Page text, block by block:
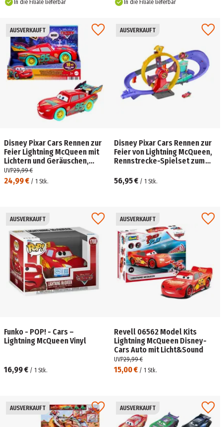
In die Filiale lieferbar In die Filiale lieferbar
AUSVERKAUFT
Disney Pixar Cars Rennen zur
Feier Lightning McQueen mit
Lichtern und Geräuschen,
großes Spielfahrzeug
24,99 € / 1 Stk.
UVP29,99 €
AUSVERKAUFT
Disney Pixar Cars Rennen zur
Feier von Lightning McQueen,
Rennstrecke-Spielset zum
56,95 € / 1 Stk.
AUSVERKAUFT
Funko - POP! - Cars –
Lightning McQueen Vinyl
16,99 € / 1 Stk.
AUSVERKAUFT
Revell 06562 Model Kits
Lightning McQueen Disney-
Cars Auto mit Licht&Sound
15,00 € / 1 Stk.
UVP29,99 €
AUSVERKAUFT AUSVERKAUFT